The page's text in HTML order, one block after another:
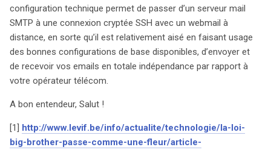
configuration technique permet de passer d’un serveur mail
SMTP à une connexion cryptée SSH avec un webmail à
distance, en sorte qu’il est relativement aisé en faisant usage
des bonnes configurations de base disponibles, d’envoyer et
de recevoir vos emails en totale indépendance par rapport à
votre opérateur télécom.
A bon entendeur, Salut !
[1] http://www.levif.be/info/actualite/technologie/la-loi-
big-brother-passe-comme-une-fleur/article-